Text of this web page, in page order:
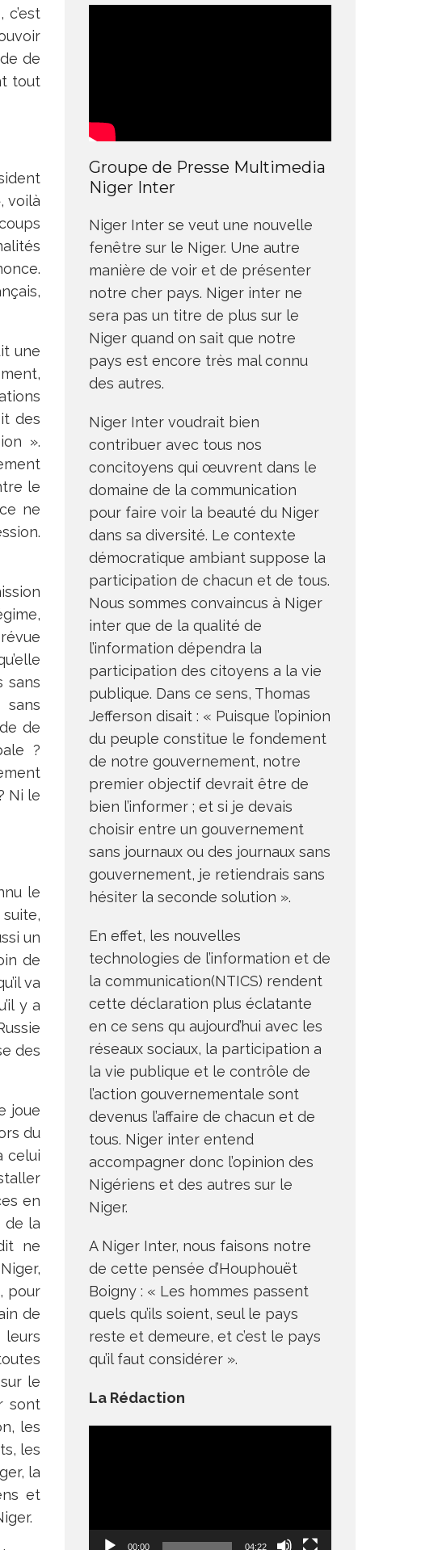
de
tout
voilà
une
des
».
le
ne
sans
sans
de
?
Ni le
le
un
de
va
y a
des
joue
du
celui
en
de la
ne
pour
de
le
sont
les
les
la
et
Groupe de Presse Multimedia
Niger Inter
Niger Inter se veut une nouvelle
fenêtre sur le Niger. Une autre
manière de voir et de présenter
notre cher pays. Niger inter ne
sera pas un titre de plus sur le
Niger quand on sait que notre
pays est encore très mal connu
des autres.
Niger Inter voudrait bien
contribuer avec tous nos
concitoyens qui œuvrent dans le
domaine de la communication
pour faire voir la beauté du Niger
dans sa diversité. Le contexte
démocratique ambiant suppose la
participation de chacun et de tous.
Nous sommes convaincus à Niger
inter que de la qualité de
l’information dépendra la
participation des citoyens a la vie
publique. Dans ce sens, Thomas
Jefferson disait : « Puisque l’opinion
du peuple constitue le fondement
de notre gouvernement, notre
premier objectif devrait être de
bien l’informer ; et si je devais
choisir entre un gouvernement
sans journaux ou des journaux sans
gouvernement, je retiendrais sans
hésiter la seconde solution ».
En effet, les nouvelles
technologies de l’information et de
la communication(NTICS) rendent
cette déclaration plus éclatante
en ce sens qu aujourd’hui avec les
réseaux sociaux, la participation a
la vie publique et le contrôle de
l’action gouvernementale sont
devenus l’affaire de chacun et de
tous. Niger inter entend
accompagner donc l’opinion des
Nigériens et des autres sur le
Niger.
A Niger Inter, nous faisons notre
de cette pensée d’Houphouët
Boigny : « Les hommes passent
quels qu’ils soient, seul le pays
reste et demeure, et c’est le pays
qu’il faut considérer ».
La Rédaction
00:00 04:22